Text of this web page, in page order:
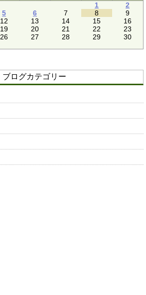
1
2
5 6 7 8
9
12 13 14 15
16
19 20 21 22
23
26 27 28 29
30
ブログカテゴリー